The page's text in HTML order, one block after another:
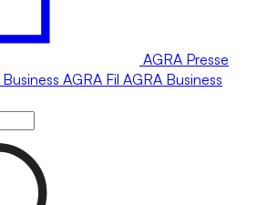
AGRA Presse
Business AGRA Fil AGRA Business